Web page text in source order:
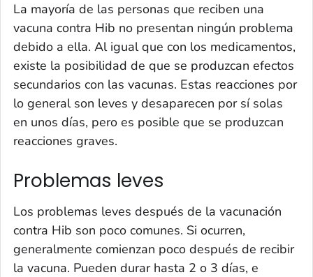
La mayoría de las personas que reciben una
vacuna contra Hib no presentan ningún problema
debido a ella. Al igual que con los medicamentos,
existe la posibilidad de que se produzcan efectos
secundarios con las vacunas. Estas reacciones por
lo general son leves y desaparecen por sí solas
en unos días, pero es posible que se produzcan
reacciones graves.
Problemas leves
Los problemas leves después de la vacunación
contra Hib son poco comunes. Si ocurren,
generalmente comienzan poco después de recibir
la vacuna. Pueden durar hasta 2 o 3 días, e